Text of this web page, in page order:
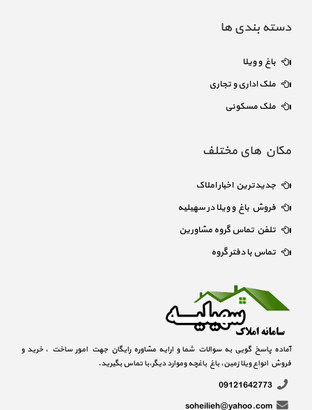
دسته بندی ها
باغ و ویلا
ملک اداری و تجاری
ملک مسکونی
مکان های مختلف
جدیدترین اخبار املاک
فروش باغ و ویلا در سهیلیه
تلفن تماس گروه مشاورین
تماس با دفتر گروه
آماده پاسخ گویی به سوالات شما و ارایه مشاوره رایگان جهت امور ساخت ، خرید و
فروش انواع ویلا زمین، باغ باغچه وموارد دیگر،با تماس بگیرید.
09121642773
soheilieh@yahoo.com